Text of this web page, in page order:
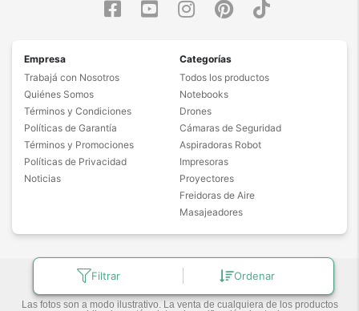
Filtrar Ordenar
Empresa
Trabajá con Nosotros
Quiénes Somos
Términos y Condiciones
Políticas de Garantía
Términos y Promociones
Políticas de Privacidad
Noticias
Categorías
Todos los productos
Notebooks
Drones
Cámaras de Seguridad
Aspiradoras Robot
Impresoras
Proyectores
Freidoras de Aire
Masajeadores
Copyright © 2026 Bidcom Group.
Las fotos son a modo ilustrativo. La venta de cualquiera de los productos